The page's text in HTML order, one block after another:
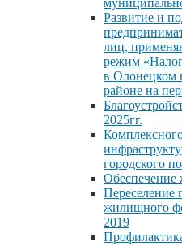
Развитие и
лиц,
режим
в Олонецком
районе на
2025гг.
городского
Обеспечение
Переселение
жилищного
2019